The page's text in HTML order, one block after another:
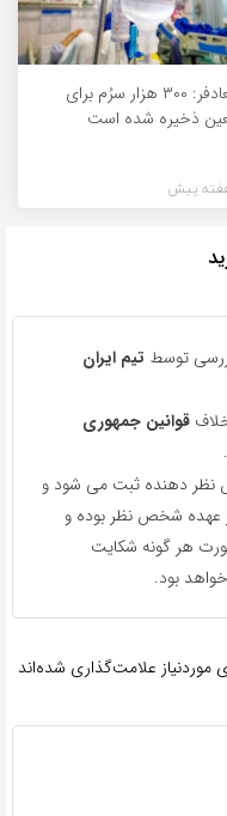
میعادفر: ۳۰۰ هزار سرُم برای
ذخیره شده است
توسط تیم ایران
قوانین جمهوری
نظر دهنده ثبت می شود و
عهده شخص نظر بوده و
هر گونه شکایت
بود.
علامت‌گذاری شده‌اند